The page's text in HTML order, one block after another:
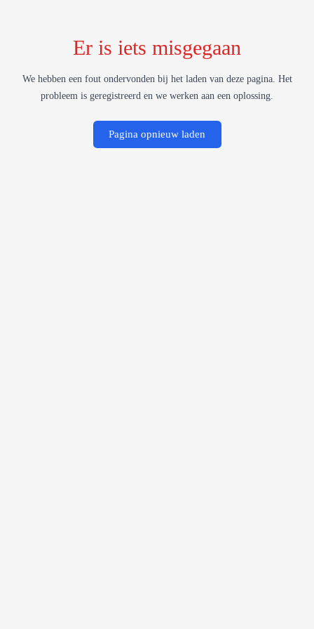
Er is iets misgegaan
We hebben een fout ondervonden bij het laden van deze pagina. Het
probleem is geregistreerd en we werken aan een oplossing.
Pagina opnieuw laden